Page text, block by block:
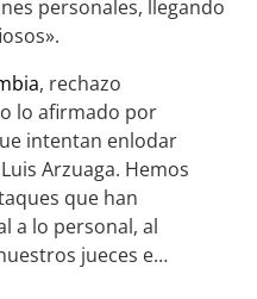
personales, llegando
, rechazo
lo afirmado por
intentan enlodar
Arzuaga. Hemos
que han
a lo personal, al
jueces e…